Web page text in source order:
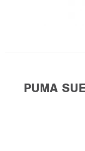
PUMA